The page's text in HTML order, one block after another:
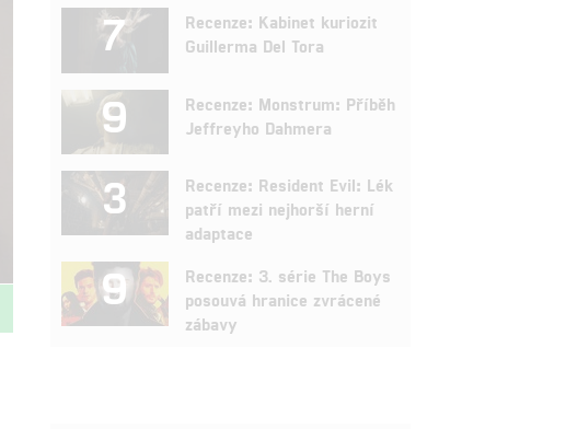
7
Recenze: Kabinet kuriozit
Guillerma Del Tora
9
Recenze: Monstrum: Příběh
Jeffreyho Dahmera
3
Recenze: Resident Evil: Lék
patří mezi nejhorší herní
adaptace
9
Recenze: 3. série The Boys
posouvá hranice zvrácené
zábavy